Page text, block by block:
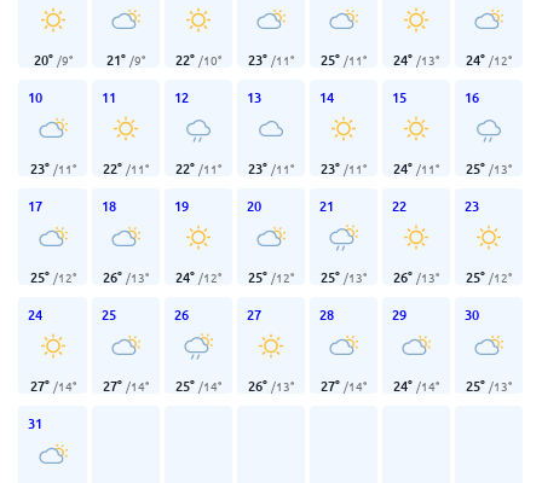
20° /9° 21° /9° 22° /10° 23° /11° 25° /11° 24° /13° 24° /12°
10
23° /11°
11
22° /11°
12
22° /11°
13
23° /11°
14
23° /11°
15
24° /11°
16
25° /13°
17
25° /12°
18
26° /13°
19
24° /12°
20
25° /12°
21
25° /13°
22
26° /13°
23
25° /12°
24
27° /14°
25
27° /14°
26
25° /14°
27
26° /13°
28
27° /14°
29
24° /14°
30
25° /13°
31